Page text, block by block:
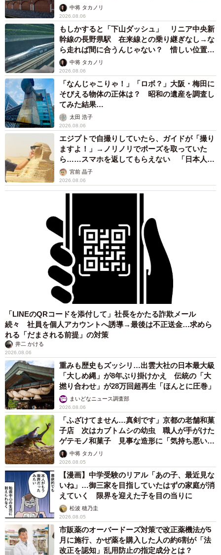
して」中将 タカノリ
2026.08.06
もしかすると「下山ダッシュ」 リニア中央新
幹線の長野県駅 在来線との乗り継ぎなし→な
ら走れば間に合うんじゃない？ 惜しい位置関
係が反響
中将 タカノリ
2026.08.06
「なんじゃこりゃ！」「ロボ？」大阪・梅田に
そびえる物体の正体は？ 昭和の遺産を調査し
てみた結果…
太田 浩子
2026.08.06
エジプトで自撮りしていたら、ガイドが「撮り
ますよ！」→ノリノリでポーズを取っていた
ら……スマホを返してもらえない 「日本人は
カモ代表かも」「私は6時間で3万円払った」
宮前 晶子
2026.08.06
「LINEのQRコードを添付して」社長をかたる詐欺メール
続々 社員を個人アカウントへ誘導→最後は不正送金…求めら
れる「だまされる前提」の対策
井二 かける
2026.08.06
重みも歴史もズッシリ…出雲大社の日本最大級
「大しめ縄」が8年ぶり掛けかえ 伝統の「大
撚り合わせ」が28万回超再生「ほんとに圧巻」
まいどなニュース調査部
2026.08.06
「ふざけてません…真剣です」京都の老舗和菓
子店 次はカブトムシの幼虫 職人が手がけた
ゲテモノ和菓子 見事な造形に「気持ち悪いく
らいリアル」
中将 タカノリ
2026.08.05
【漫画】中学受験のリアル「あの子、最近見な
いね」…御三家を目指していたはずの家庭が消
えていく 限界を迎えた子を目の当りに
松波 穂乃圭
2026.08.05
市販薬のオーバードーズ対策で改正薬機法が5
月に施行、かぜ薬を購入した人の約6割が「法
改正を認知」乱用防止の指定成分とは？